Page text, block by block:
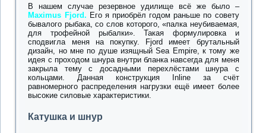
В нашем случае резервное удилище всё же было –
Maximus Fjord. Его я приобрёл годом раньше по совету
бывалого рыбака, со слов которого, «палка неубиваемая,
для трофейной рыбалки». Такая формулировка и
сподвигла меня на покупку. Fjord имеет брутальный
дизайн, но мне по душе изящный Sea Empire, к тому же
идея с проходом шнура внутри бланка навсегда для меня
закрыла тему с досадными перехлёстами шнура с
кольцами. Данная конструкция Inline за счёт
равномерного распределения нагрузки ещё имеет более
высокие силовые характеристики.
Катушка и шнур